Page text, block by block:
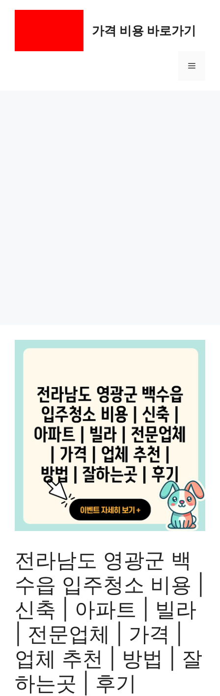
가격 비용 바로가기
메
전라남도 영광군 백
수읍 입주청소 비용 |
신축 | 아파트 | 빌라
| 전문업체 | 가격 |
업체 추천 | 방법 | 잘
하는곳 | 후기